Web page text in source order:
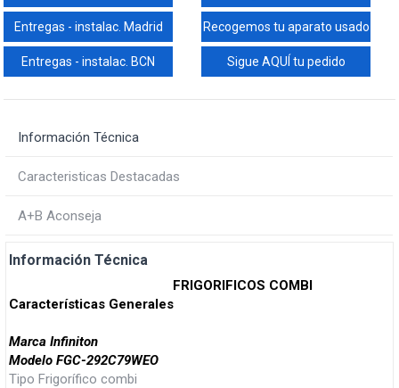
Entregas - instalac. Madrid Recogemos tu aparato usado
Entregas - instalac. BCN Sigue AQUÍ tu pedido
Información Técnica
Caracteristicas Destacadas
A+B Aconseja
Información Técnica
FRIGORIFICOS COMBI
Características Generales
Marca Infiniton
Modelo FGC-292C79WEO
Tipo Frigorífico combi